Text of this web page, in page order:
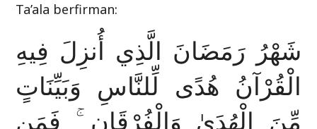
Ta’ala berfirman:
شَهْرُ رَمَضَانَ الَّذِي أُنزِلَ فِيهِ
الْقُرْآنُ هُدًى لِّلنَّاسِ وَبَيِّنَاتٍ
مِّنَ الْهُدَىٰ وَالْفُرْقَانِ ۚ فَمَن